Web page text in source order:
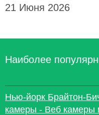
21 Июня 2026
Наиболее
Нью-йорк Брайтон-
камеры - Веб камеры